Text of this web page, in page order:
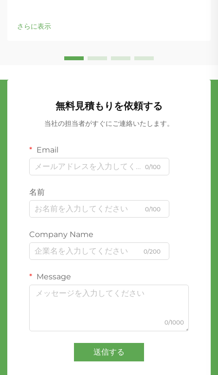
さらに表示
無料見積もりを依頼する
当社の担当者がすぐにご連絡いたします。
Email
0/100
名前
0/100
Company Name
0/200
Message
0/1000
送信する